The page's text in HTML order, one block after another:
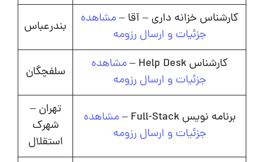
کارشناس خزانه داری – آقا –مشاهده
جزئیات و ارسال رزومه
بندرعباس
کارشناس Help Desk –
مشاهده
جزئیات و ارسال رزومه
سلفچگان
برنامه نویس Full-Stack –
مشاهده
جزئیات و ارسال رزومه
تهران –
شهرک
استقلال